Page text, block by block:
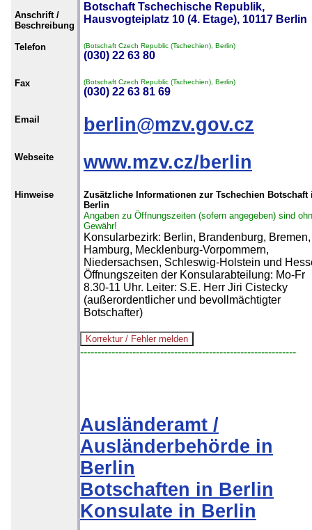
Anschrift /
Beschreibung
Botschaft Tschechische Republik,
Hausvogteiplatz 10 (4. Etage), 10117 Berlin
Telefon (Botschaft Czech Republic (Tschechien), Berlin)
(030) 22 63 80
Fax (Botschaft Czech Republic (Tschechien), Berlin)
(030) 22 63 81 69
Email berlin@mzv.gov.cz
Webseite www.mzv.cz/berlin
Hinweise
Zusätzliche Informationen zur Tschechien Botschaft
Berlin
Angaben zu Öffnungszeiten (sofern angegeben) sind
Gewähr!
Konsularbezirk: Berlin, Brandenburg, Bremen,
Hamburg, Mecklenburg-Vorpommern,
Niedersachsen, Schleswig-Holstein und
Öffnungszeiten der Konsularabteilung: Mo-Fr
8.30-11 Uhr. Leiter: S.E. Herr Jiri Cistecky
(außerordentlicher und bevollmächtigter
Botschafter)
--------------------------------------------------------------
Ausländeramt /
Ausländerbehörde in
Berlin
Botschaften in Berlin
Konsulate in Berlin